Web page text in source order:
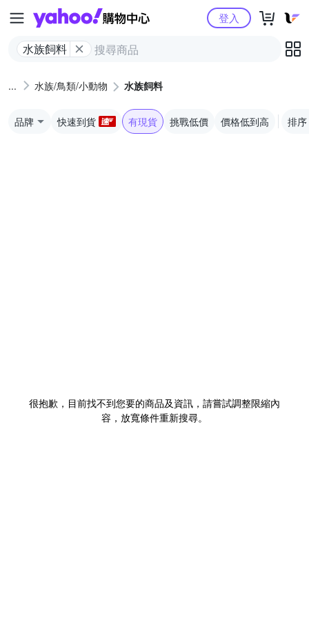
Yahoo購物中心
水族飼料
登入
水族/鳥類/小動物 水族飼料
品牌 快速到貨 有現貨 挑戰低價 價格低到高 排序
很抱歉，目前找不到您要的商品及資訊，請嘗試調整限縮內
容，放寬條件重新搜尋。